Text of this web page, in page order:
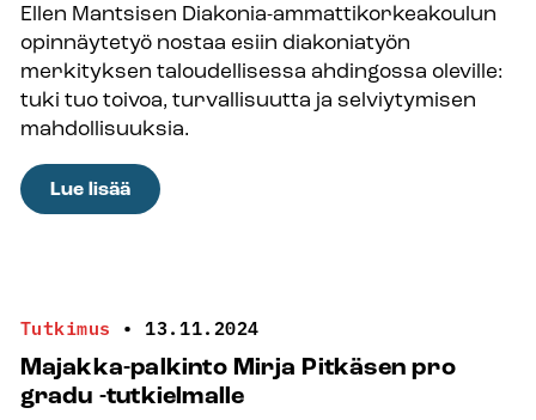
Ellen Mantsisen Diakonia-ammattikorkeakoulun
opinnäytetyö nostaa esiin diakoniatyön
merkityksen taloudellisessa ahdingossa oleville:
tuki tuo toivoa, turvallisuutta ja selviytymisen
mahdollisuuksia.
Lue lisää:
Sivellin-
merkityksestä
taloudellisessa
Tutkimus • 13.11.2024
Majakka-palkinto Mirja Pitkäsen pro
gradu -tutkielmalle